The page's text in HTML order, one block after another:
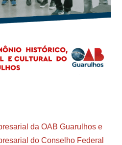
da OAB Guarulhos e
do Conselho Federal